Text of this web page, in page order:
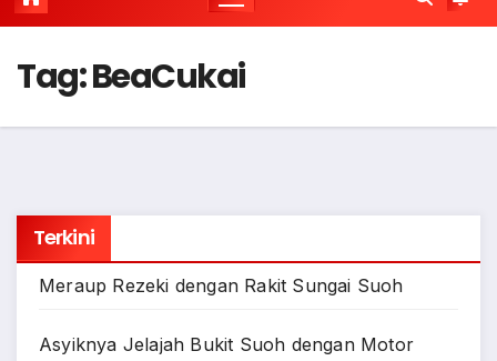
Tag:BeaCukai
Terkini
Meraup Rezeki dengan Rakit Sungai Suoh
Asyiknya Jelajah Bukit Suoh dengan Motor